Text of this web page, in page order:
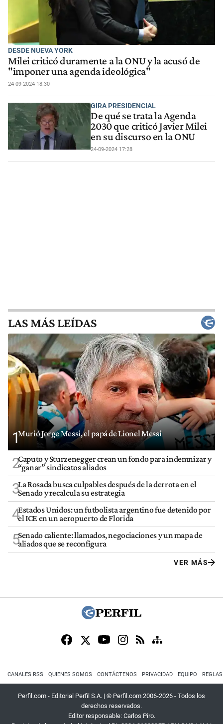
DESDE NUEVA YORK
Milei criticó duramente a la ONU y la acusó de
"imponer una agenda ideológica"
24-09-2024 18:30
GIRA PRESIDENCIAL
De qué se trata la Agenda
2030 que criticó Javier Milei
en su discurso en la ONU
24-09-2024 17:28
LAS MÁS LEÍDAS
1Murió Jorge Messi, el papá de Lionel Messi
2Caputo y Sturzenegger crean un fondo para indemnizar y
“ganar” sindicatos aliados
3La Rosada busca culpables después de la derrota en el
Senado y recalcula su estrategia
4Estados Unidos: un futbolista argentino fue detenido por
el ICE en un aeropuerto de Florida
5Senado caliente: llamados, negociaciones y un mapa de
aliados que se reconfigura
VER MÁS
CANALES RSS QUIENES SOMOS CONTÁCTENOS PRIVACIDAD EQUIPO
Perfil.com - Editorial Perfil S.A. | © Perfil.com 2006-2026 - Todos los
derechos reservados.
Editor responsable: Carlos Piro.